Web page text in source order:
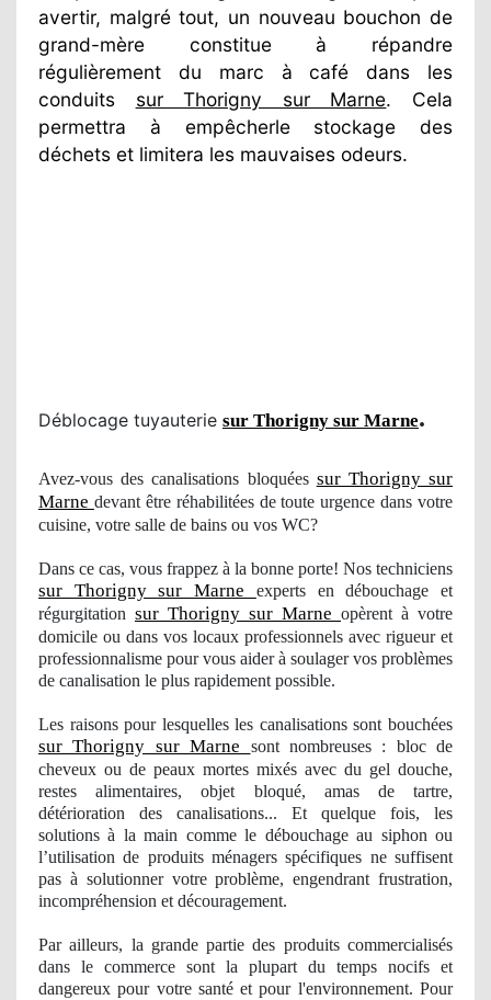
avertir, malgré tout, un nouveau bouchon de
grand-mère constitue à répandre
régulièrement du marc à café dans les
conduits sur Thorigny sur Marne. Cela
permettra à empêcherle stockage des
déchets et limitera les mauvaises odeurs.
Déblocage tuyauterie sur Thorigny sur Marne.
Avez-vous des canalisations bloquées sur Thorigny sur
Marne devant être réhabilitées de toute urgence dans votre
cuisine, votre salle de bains ou vos WC?
Dans ce cas, vous frappez à la bonne porte! Nos techniciens
sur Thorigny sur Marne experts en débouchage et
régurgitation sur Thorigny sur Marne opèrent à votre
domicile ou dans vos locaux professionnels avec rigueuret
professionnalisme pour vous aider à soulagervos problèmes
de canalisation le plus rapidement possible.
Les raisons pour lesquelles les canalisations sont bouchées
sur Thorigny sur Marne sont nombreuses : bloc de
cheveux ou de peaux mortes mixés avec du gel douche,
restes alimentaires, objet bloqué, amas de tartre,
détérioration des canalisations... Et quelque fois, les
solutions à la main comme le débouchage au siphon ou
l’utilisation de produits ménagersspécifiques ne suffisent
pas à solutionner votre problème, engendrant frustration,
incompréhension et découragement.
Par ailleurs, la grande partie des produits commercialisés
dans le commerce sont la plupart du temps nocifs et
dangereux pour votre santé et pour l'environnement. Pour